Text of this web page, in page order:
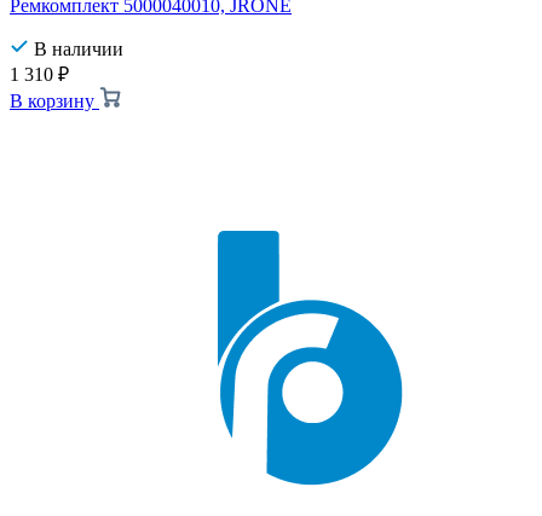
Ремкомплект 5000040010, JRONE
В наличии
1 310 ₽
В корзину